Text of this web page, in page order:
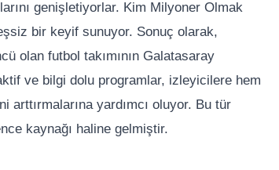
genişletiyorlar. Kim Milyoner Olmak
bir keyif sunuyor. Sonuç olarak,
olan futbol takımının Galatasaray
ve bilgi dolu programlar, izleyicilere hem
yardımcı oluyor. Bu tür
kaynağı haline gelmiştir.